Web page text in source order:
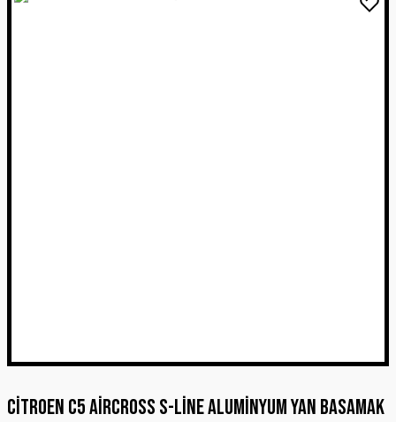
Citroen C5 Aircross S-Line Aluminyum Yan Basamak